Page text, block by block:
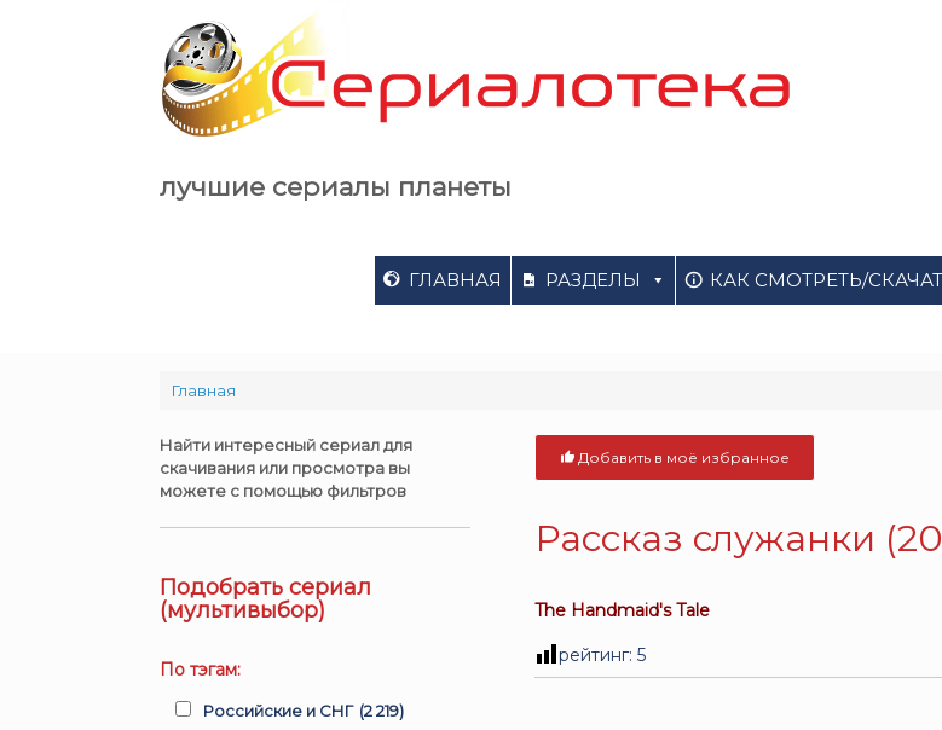
лучшие сериалы планеты
ГЛАВНАЯ РАЗДЕЛЫ КАК СМОТРЕТЬ/
Главная
Добавить в моё избранное
Рассказ служанки
The Handmaid's Tale
рейтинг:5
Найти интересный сериал для
скачивания или просмотра вы
можете с помощью фильтров
Подобрать сериал
(мультивыбор)
По тэгам:
Российские и СНГ (2 219)